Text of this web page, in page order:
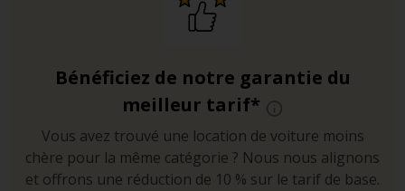
Bénéficiez de notre garantie du
meilleur tarif*
Vous avez trouvé une location de voiture moins
chère pour la même catégorie ? Nous nous alignons
et offrons une réduction de 10 % sur le tarif de base.